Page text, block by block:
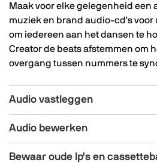
Maak voor elke gelegenheid een
muziek en brand audio-cd's voor
om iedereen aan het dansen te
Creator de beats afstemmen om
overgang tussen nummers te
Audio vastleggen
Audio bewerken
Bewaar oude lp's en